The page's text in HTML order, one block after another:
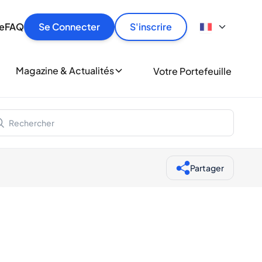
FAQ Se Connecter S'inscrire
en toute sécurité et au meilleur prix.
d'amateurs de whisky et de spiritueux.
Magazine & Actualités Votre Portefeuille
Partager